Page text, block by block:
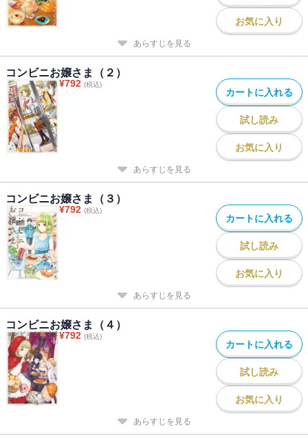
お気に入り
あらすじを見る
コンビニお嬢さま（２）
¥792 (税込)
カートに入れる
試し読み
お気に入り
あらすじを見る
コンビニお嬢さま（３）
¥792 (税込)
カートに入れる
試し読み
お気に入り
あらすじを見る
コンビニお嬢さま（４）
¥792 (税込)
カートに入れる
試し読み
お気に入り
あらすじを見る